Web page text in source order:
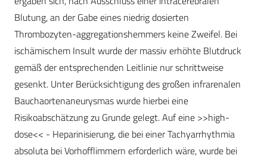
Blutung, an der Gabe eines niedrig dosierten
Thrombozyten-aggregationshemmers keine Zweifel. Bei
ischämischem Insult wurde der massiv erhöhte Blutdruck
gemäß der entsprechenden Leitlinie nur schrittweise
gesenkt. Unter Berücksichtigung des großen infrarenalen
Bauchaortenaneurysmas wurde hierbei eine
Risikoabschätzung zu Grunde gelegt. Auf eine >>high-
dose<< - Heparinisierung, die bei einer Tachyarrhythmia
absoluta bei Vorhofflimmern erforderlich wäre, wurde bei